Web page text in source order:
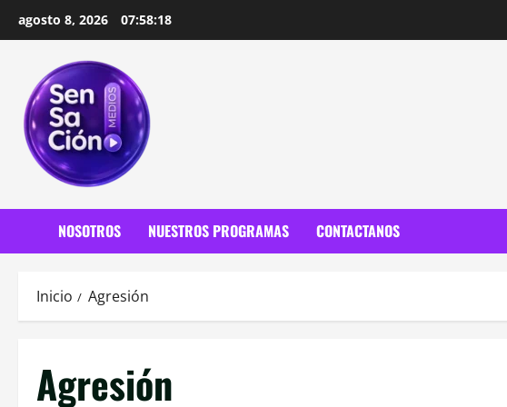
agosto 8, 2026 07:58:19
NOSOTROS NUESTROS PROGRAMAS CONTACTANOS
Inicio Agresión
Agresión